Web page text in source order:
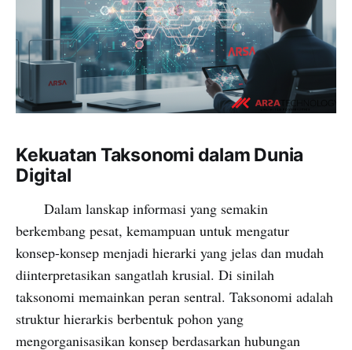
Kekuatan Taksonomi dalam Dunia
Digital
Dalam lanskap informasi yang semakin
berkembang pesat, kemampuan untuk mengatur
konsep-konsep menjadi hierarki yang jelas dan mudah
diinterpretasikan sangatlah krusial. Di sinilah
taksonomi memainkan peran sentral. Taksonomi adalah
struktur hierarkis berbentuk pohon yang
mengorganisasikan konsep berdasarkan hubungan